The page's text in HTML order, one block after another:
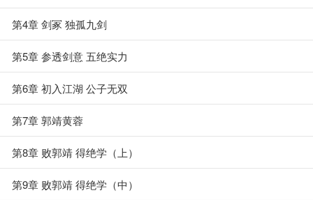
第4章 剑冢 独孤九剑
第5章 参透剑意 五绝实力
第6章 初入江湖 公子无双
第7章 郭靖黄蓉
第8章 败郭靖 得绝学（上）
第9章 败郭靖 得绝学（中）